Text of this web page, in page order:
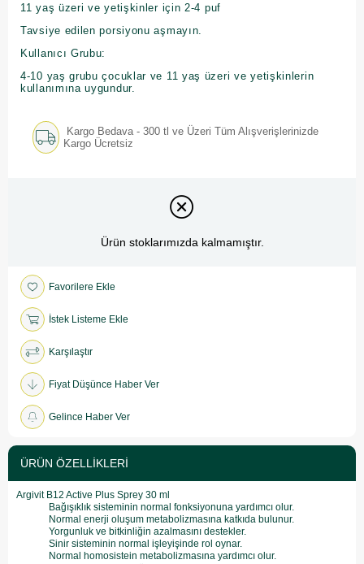
11 yaş üzeri ve yetişkinler için 2-4 puf
Tavsiye edilen porsiyonu aşmayın.
Kullanıcı Grubu:
4-10 yaş grubu çocuklar ve 11 yaş üzeri ve yetişkinlerin
kullanımına uygundur.
Kargo Bedava - 300 tl ve Üzeri Tüm Alışverişlerinizde
Kargo Ücretsiz
Ürün stoklarımızda kalmamıştır.
Favorilere Ekle
İstek Listeme Ekle
Karşılaştır
Fiyat Düşünce Haber Ver
Gelince Haber Ver
ÜRÜN ÖZELLIKLERI
Argivit B12 Active Plus Sprey 30 ml
Bağışıklık sisteminin normal fonksiyonuna yardımcı olur.
Normal enerji oluşum metabolizmasına katkıda bulunur.
Yorgunluk ve bitkinliğin azalmasını destekler.
Sinir sisteminin normal işleyişinde rol oynar.
Normal homosistein metabolizmasına yardımcı olur.